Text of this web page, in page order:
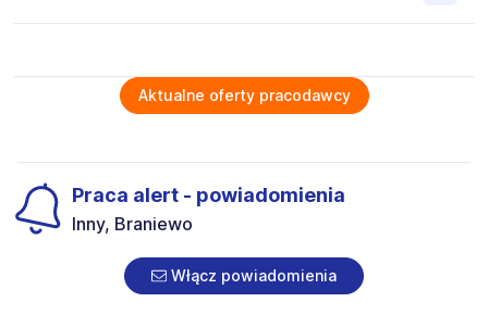
za granicą? W NesWork łączymy polskich
podwykonawców z pewnymi kontraktami w Europie.
czas na szukanie zleceń – zaufaj profesjonalistom i dołącz
do Neswork!
Praca dla SPAWACZA w Niemczech - kontrakt B2B
Aktualne oferty pracodawcy
Praca alert - powiadomienia
Inny, Braniewo
Włącz powiadomienia